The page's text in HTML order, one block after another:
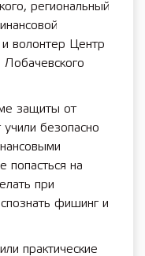
региональный
и волонтер Центр
защиты от
безопасно
попасться на
при
фишинг и
практические